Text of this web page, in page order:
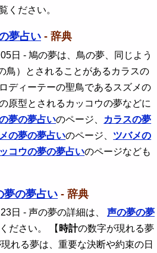
ください。
夢占い - 辞典
日 - 鳩の夢は、鳥の夢、同じよう
鳥）とされることがあるカラスの
ディーテーの聖鳥であるスズメの
原型とされるカッコウの夢などに
夢の夢占いのページ、
カラスの夢
の夢の夢占いのページ、 ツバメの
コウの夢の夢占いのページなども
夢の夢占い - 辞典
日 - 声の夢の詳細は、 声の夢の夢
ださい。 【 時計の数字が現れる夢
れる夢は、重要な決断や約束の日